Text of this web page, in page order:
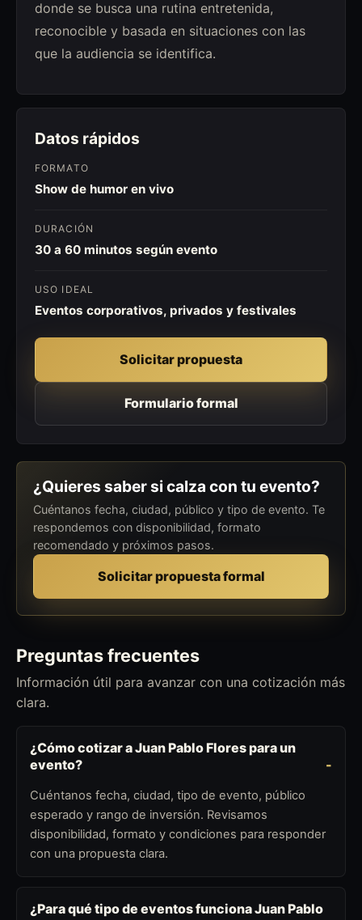
donde se busca una rutina entretenida,
reconocible y basada en situaciones con las
que la audiencia se identifica.
Datos rápidos
FORMATO
Show de humor en vivo
DURACIÓN
30 a 60 minutos según evento
USO IDEAL
Eventos corporativos, privados y festivales
Solicitar propuesta
Formulario formal
¿Quieres saber si calza con tu evento?
Cuéntanos fecha, ciudad, público y tipo de evento. Te
respondemos con disponibilidad, formato
recomendado y próximos pasos.
Solicitar propuesta formal
Preguntas frecuentes
Información útil para avanzar con una cotización más
clara.
¿Cómo cotizar a Juan Pablo Flores para un
evento?
Cuéntanos fecha, ciudad, tipo de evento, público
esperado y rango de inversión. Revisamos
disponibilidad, formato y condiciones para responder
con una propuesta clara.
¿Para qué tipo de eventos funciona Juan Pablo